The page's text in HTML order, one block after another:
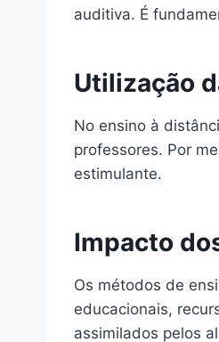
auditiva. É
Utilização
No ensino à
professores. Por
estimulante.
Impacto
Os métodos de
educacionais,
assimilados pelos